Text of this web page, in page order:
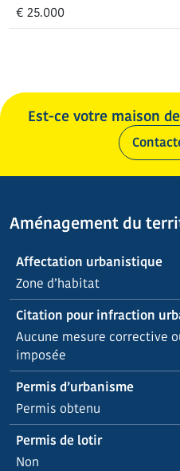
€ 25.000
Est-ce votre maison
Aménagement du
Affectation urbanistique
Zone d’habitat
Citation pour infraction
Aucune mesure corrective
imposée
Permis d’urbanisme
Permis obtenu
Permis de lotir
Non